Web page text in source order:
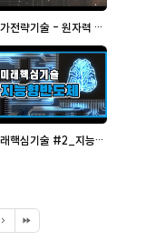
국가전략기술 - 원자력 르네상스 시대
미래핵심기술 #2_지능형 반도체